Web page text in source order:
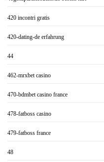
420 incontri gratis
420-dating-de erfahrung
44
462-mrxbet casino
470-bdmbet casino france
478-fatboss casino
479-fatboss france
48